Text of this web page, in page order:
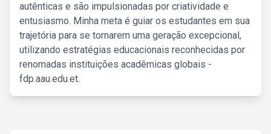
autênticas e são impulsionadas por criatividade e
entusiasmo. Minha meta é guiar os estudantes em sua
trajetória para se tornarem uma geração excepcional,
utilizando estratégias educacionais reconhecidas por
renomadas instituições acadêmicas globais -
fdp.aau.edu.et.